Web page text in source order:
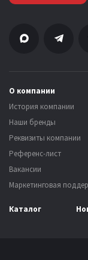
О компании
История компании
Наши бренды
Реквизиты компании
Референс-лист
Вакансии
Маркетинговая
Каталог